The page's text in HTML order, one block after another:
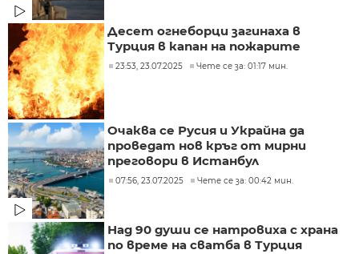
Десет огнеборци загинаха в
Турция в капан на пожарите
23:53, 23.07.2025 Чете се за: 01:17 мин.
Очаква се Русия и Украйна да
проведат нов кръг от мирни
преговори в Истанбул
07:56, 23.07.2025 Чете се за: 00:42 мин.
Над 90 души се натровиха с храна
по време на сватба в Турция